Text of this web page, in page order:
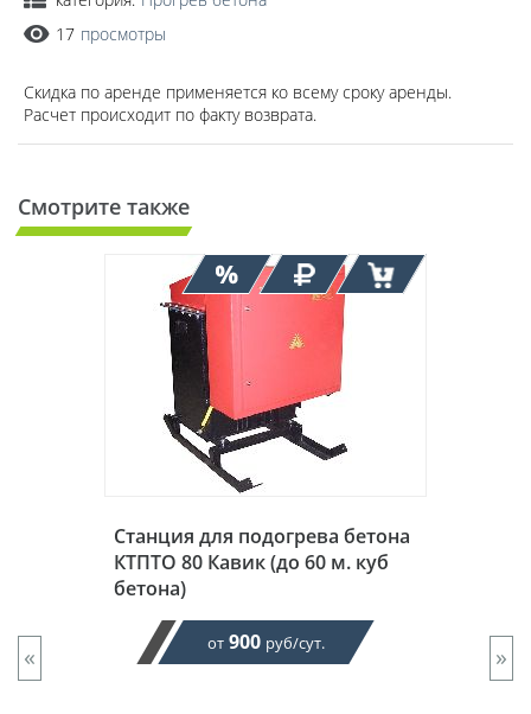
17 просмотры
Скидка по аренде применяется ко всему сроку аренды.
Расчет происходит по факту возврата.
Смотрите также
Станция для подогрева бетона
КТПТО 80 Кавик (до 60 м. куб
бетона)
от 900 руб/сут.
« »